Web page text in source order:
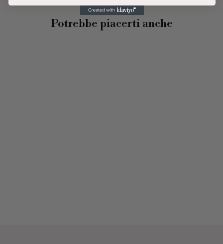
Potrebbe piacerti anche